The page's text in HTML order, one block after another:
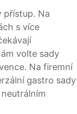
přístup. Na
s více
volte sady
Na firemní
gastro sady